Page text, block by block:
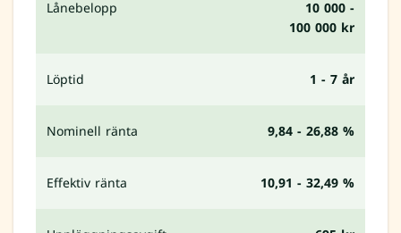
Lånebelopp
10 000 -
100 000 kr
Löptid 1 - 7 år
Nominell ränta 9,84 - 26,88 %
Effektiv ränta 10,91 - 32,49 %